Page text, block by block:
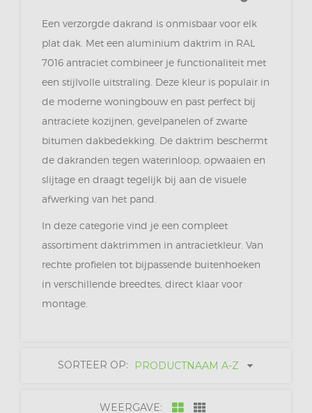
Een verzorgde dakrand is onmisbaar voor elk
plat dak. Met een aluminium daktrim in RAL
7016 antraciet combineer je functionaliteit met
een stijlvolle uitstraling. Deze kleur is populair in
de moderne woningbouw en past perfect bij
antraciete kozijnen, gevelpanelen of zwarte
bitumen dakbedekking. De daktrim beschermt
de dakranden tegen waterinloop, opwaaien en
slijtage en draagt tegelijk bij aan de visuele
afwerking van het pand.
In deze categorie vind je een compleet
assortiment daktrimmen in antracietkleur. Van
rechte profielen tot bijpassende buitenhoeken
in verschillende breedtes, direct klaar voor
montage.
SORTEER OP: PRODUCTNAAM A-Z
WEERGAVE: